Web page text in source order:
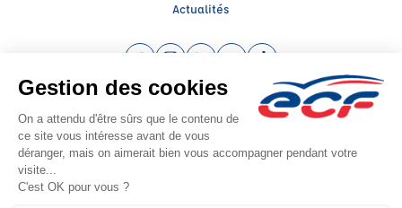
Actualités
Instagram (nouvelle fenêtre)
LinkedIn (nouvelle fenêtre)
YouTube (nouvelle fenêtre)
TikTok (nouvelle
Raison sociale : ECF LEMIRE - Capital social: 12000€
SIREN: 479565293 - Numéro de TVA intracommunautaire: FR 39 479565293
Agrément n°E0907609970
Siège social : 42, Avenue de Versailles , CANTELEU (76380) - Représentant